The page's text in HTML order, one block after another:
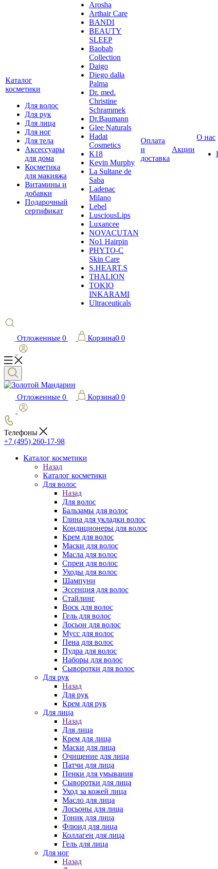
Каталог
косметики
Для волос
Для рук
Для лица
Для ног
Для тела
Аксессуары
для дома
Косметика
для макияжа
Витамины и
добавки
Подарочный
сертификат
Arosha
Arthair Care
BANDI
BEAUTY
SLEEP
Baobab
Collection
Daigo
Diego dalla
Palma
Dr. med.
Christine
Schrammek
Dr.Baumann
Glee Naturals
Hadat
Cosmetics
K18
Kevin Murphy
La Sultane de
Saba
Ladenac
Milano
Lebel
LusciousLips
Luxancee
NOVACUTAN
No1 Hairpin
PHYTO-C
Skin Care
S.HEART.S
THALION
TOKIO
INKARAMI
Ultraceuticals
Оплата
и
доставка
Акции
О нас
Отложенные 0 Корзина0 0
Отложенные 0 Корзина0 0
Телефоны
+7 (495) 260-17-98
Каталог косметики
Назад
Каталог косметики
Для волос
Назад
Для волос
Бальзамы для волос
Глина для укладки волос
Кондиционеры для волос
Крем для волос
Маски для волос
Масла для волос
Спреи для волос
Уходы для волос
Шампуни
Эссенция для волос
Стайлинг
Воск для волос
Гель для волос
Лосьон для волос
Мусс для волос
Пена для волос
Пудра для волос
Наборы для волос
Сыворотки для волос
Для рук
Назад
Для рук
Крем для рук
Для лица
Назад
Для лица
Крем для лица
Маски для лица
Очищение для лица
Патчи для лица
Пенки для умывания
Сыворотки для лица
Уход за кожей лица
Масло для лица
Лосьоны для лица
Тоник для лица
Флюид для лица
Коллаген для лица
Гель для лица
Для ног
Назад